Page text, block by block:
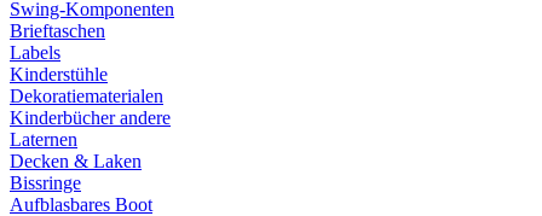
Swing-Komponenten
Brieftaschen
Labels
Kinderstühle
Dekoratiematerialen
Kinderbücher andere
Laternen
Decken & Laken
Bissringe
Aufblasbares Boot